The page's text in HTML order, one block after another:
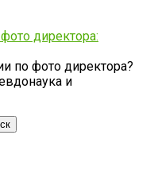
директора:
по фото директора?
и